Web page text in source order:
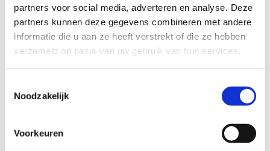
partners voor social media, adverteren en analyse. Deze
partners kunnen deze gegevens combineren met andere
informatie die u aan ze heeft verstrekt of die ze hebben
verzameld op basis van uw gebruik van hun services.
Noodzakelijk
Voorkeuren
Ontdek de
campagne "123
Inclusie -
Iedereen erbij"
Neem een kijkje op de website van G-sport Vlaanderen, het